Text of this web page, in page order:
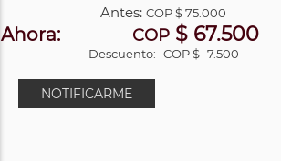
Antes:COP$ 75.000
Ahora: COP$ 67.500
Descuento: COP $ -7.500
NOTIFICARME